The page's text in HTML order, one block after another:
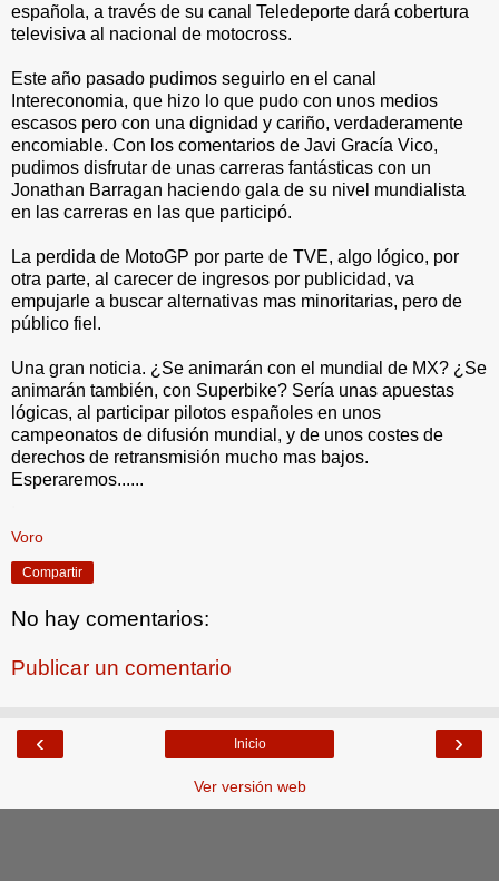
española, a través de su canal Teledeporte dará cobertura
televisiva al nacional de motocross.
Este año pasado pudimos seguirlo en el canal
Intereconomia, que hizo lo que pudo con unos medios
escasos pero con una dignidad y cariño, verdaderamente
encomiable. Con los comentarios de Javi Gracía Vico,
pudimos disfrutar de unas carreras fantásticas con un
Jonathan Barragan haciendo gala de su nivel mundialista
en las carreras en las que participó.
La perdida de MotoGP por parte de TVE, algo lógico, por
otra parte, al carecer de ingresos por publicidad, va
empujarle a buscar alternativas mas minoritarias, pero de
público fiel.
Una gran noticia. ¿Se animarán con el mundial de MX? ¿Se
animarán también, con Superbike? Sería unas apuestas
lógicas, al participar pilotos españoles en unos
campeonatos de difusión mundial, y de unos costes de
derechos de retransmisión mucho mas bajos.
Esperaremos......
Voro
Compartir
No hay comentarios:
Publicar un comentario
‹ ›
Inicio
Ver versión web